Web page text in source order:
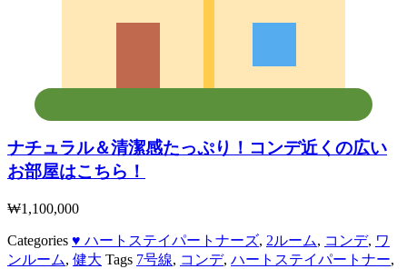
ナチュラル＆清潔感たっぷり！コンデ近くの広い
お部屋はこちら！
₩1,100,000
Categories ♥ ハートステイパートナーズ, 2ルーム, コンデ, ワ
ンルーム, 健大 Tags 7号線, コンデ, ハートステイパートナー,